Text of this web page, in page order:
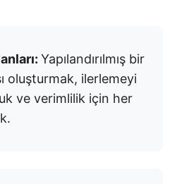
Yapılandırılmış bir
oluşturmak, ilerlemeyi
ve verimlilik için her